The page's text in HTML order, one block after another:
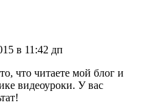
в 11:42 дп
что читаете мой блог и
видеоуроки. У вас